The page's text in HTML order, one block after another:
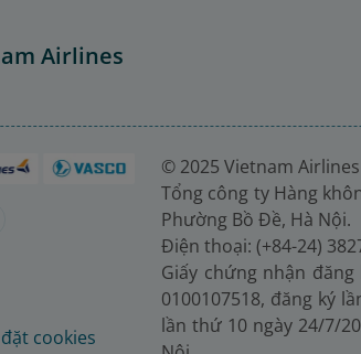
Airlines
cookies
© 2025 Vietnam Airlines
Tổng công ty Hàng
Phường Bồ Đề, Hà Nội.
Điện thoại: (+84-24)
Giấy chứng nhận
0100107518, đăng ký
lần thứ 10 ngày 24/7/